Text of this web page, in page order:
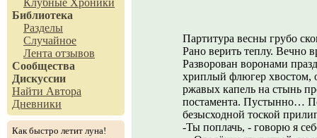
Клубные Хроники
Библиотека
Разделы
Случайное
Лента отзывов
Сообщества
Дискуссии
Найти Автора
Дневники
Как быстро летит луна!
Партитура весны грубо
Рано верить теплу. Вечно
Разворован воронами
хриплый флюгер хвостом,
ржавых капель на стынь
постамента. Пустынно…
безысходной тоской
-Ты поплачь, - говорю я